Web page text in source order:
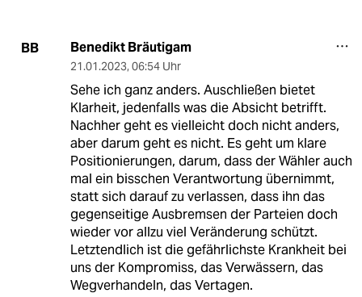
BB Benedikt Bräutigam
21.01.2023, 06:54 Uhr
Sehe ich ganz anders. Auschließen bietet
Klarheit, jedenfalls was die Absicht betrifft.
Nachher geht es vielleicht doch nicht anders,
aber darum geht es nicht. Es geht um klare
Positionierungen, darum, dass der Wähler auch
mal ein bisschen Verantwortung übernimmt,
statt sich darauf zu verlassen, dass ihn das
gegenseitige Ausbremsen der Parteien doch
wieder vor allzu viel Veränderung schützt.
Letztendlich ist die gefährlichste Krankheit bei
uns der Kompromiss, das Verwässern, das
Wegverhandeln, das Vertagen.